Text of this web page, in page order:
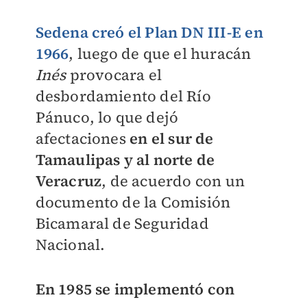
Sedena creó el Plan DN III-E en
1966, luego de que el huracán
Inésprovocara el
desbordamiento del Río
Pánuco, lo que dejó
afectaciones en el sur de
Tamaulipas y al norte de
Veracruz, de acuerdo con un
documento de la Comisión
Bicamaral de Seguridad
Nacional.
En 1985 se implementó con